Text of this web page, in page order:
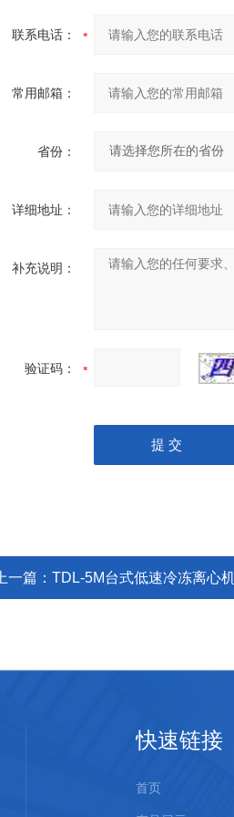
联系电话：
常用邮箱：
省份：
详细地址：
补充说明：
验证码：
上一篇： TDL-5M台式低速冷冻离心
快速链接
首页